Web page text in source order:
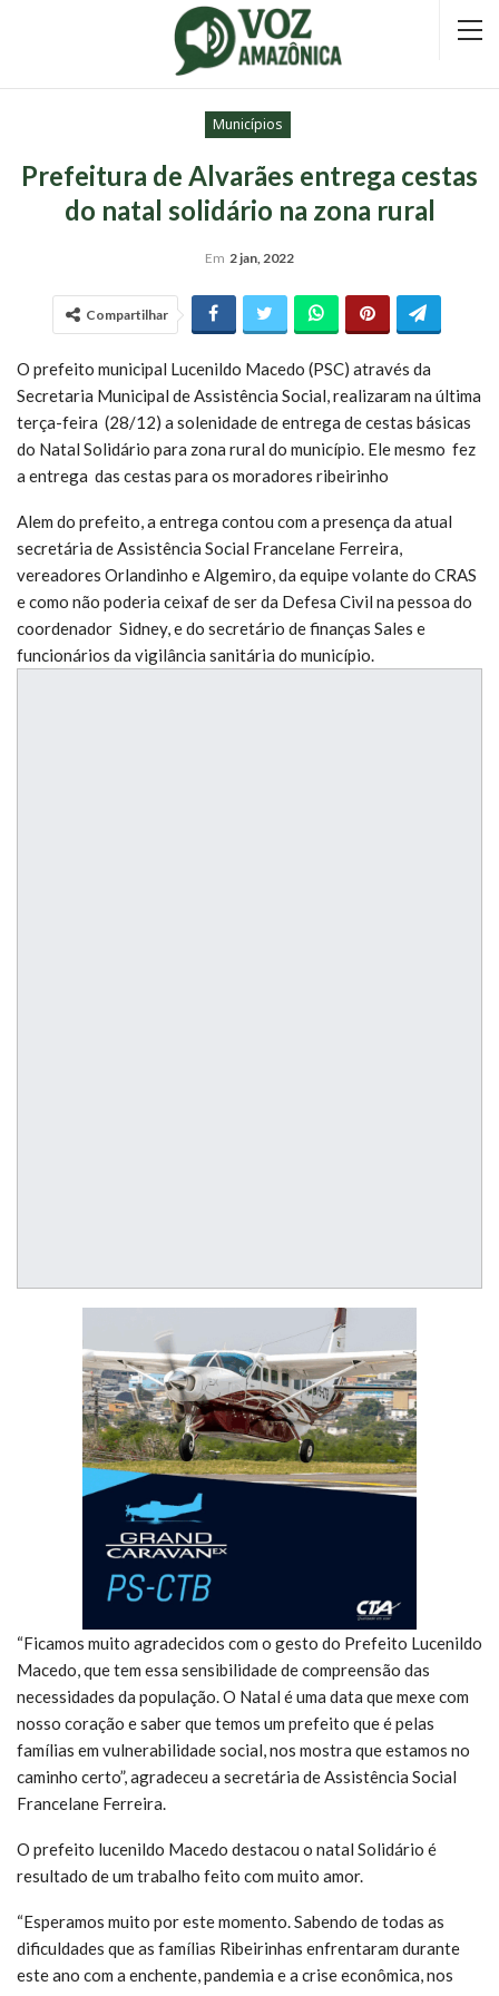
Municípios
Prefeitura de Alvarães entrega cestas
do natal solidário na zona rural
Em 2 jan, 2022
Compartilhar
O prefeito municipal Lucenildo Macedo (PSC) através da
Secretaria Municipal de Assistência Social, realizaram na última
terça-feira (28/12) a solenidade de entrega de cestas básicas
do Natal Solidário para zona rural do município. Ele mesmo fez
a entrega das cestas para os moradores ribeirinho
Alem do prefeito, a entrega contou com a presença da atual
secretária de Assistência Social Francelane Ferreira,
vereadores Orlandinho e Algemiro, da equipe volante do CRAS
e como não poderia ceixaf de ser da Defesa Civil na pessoa do
coordenador Sidney, e do secretário de finanças Sales e
funcionários da vigilância sanitária do município.
“Ficamos muito agradecidos com o gesto do Prefeito Lucenildo
Macedo, que tem essa sensibilidade de compreensão das
necessidades da população. O Natal é uma data que mexe com
nosso coração e saber que temos um prefeito que é pelas
famílias em vulnerabilidade social, nos mostra que estamos no
caminho certo”, agradeceu a secretária de Assistência Social
Francelane Ferreira.
O prefeito lucenildo Macedo destacou o natal Solidário é
resultado de um trabalho feito com muito amor.
“Esperamos muito por este momento. Sabendo de todas as
dificuldades que as famílias Ribeirinhas enfrentaram durante
este ano com a enchente, pandemia e a crise econômica, nos